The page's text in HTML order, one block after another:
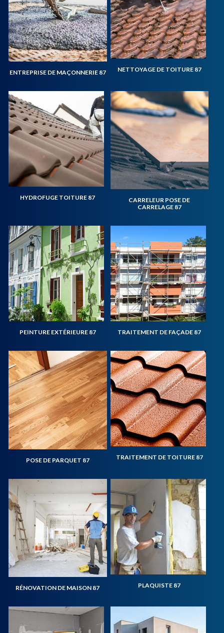
ENTREPRISE DE MAÇONNERIE 87 NETTOYAGE DE TOITURE 87
HYDROFUGE TOITURE 87
CARRELEUR POSE DE
CARRELAGE 87
PEINTURE EXTÉRIEURE 87 TRAITEMENT DE FAÇADE 87
POSE DE PARQUET 87 TRAITEMENT DE TOITURE 87
RÉNOVATION DE MAISON 87 PLAQUISTE 87